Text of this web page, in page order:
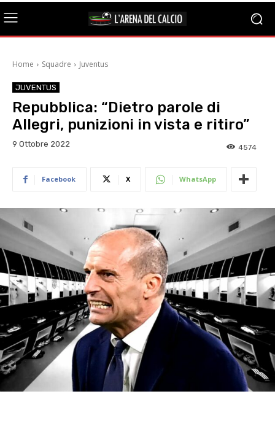
Home Squadre Juventus
JUVENTUS
Repubblica: “Dietro parole di
Allegri, punizioni in vista e ritiro”
9 Ottobre 2022 4574
Facebook X WhatsApp